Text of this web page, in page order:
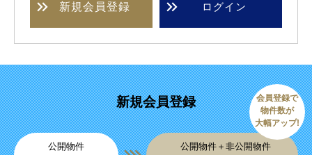
新規会員登録 ログイン
新規会員登録
公開物件 公開物件＋非公開物件
会員登録で
物件数が
大幅アップ!